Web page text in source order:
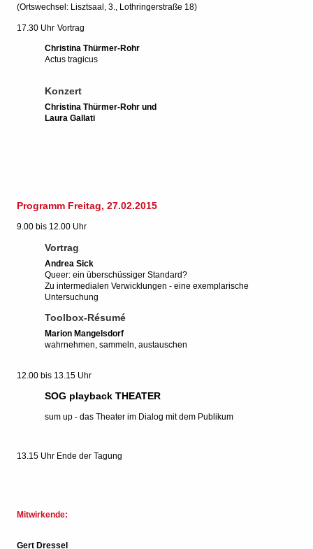
(Ortswechsel: Lisztsaal, 3., Lothringerstraße 18)
17.30 Uhr Vortrag
Christina Thürmer-Rohr
Actus tragicus
Konzert
Christina Thürmer-Rohr und
Laura Gallati
Programm Freitag, 27.02.2015
9.00 bis 12.00 Uhr
Vortrag
Andrea Sick
Queer: ein überschüssiger Standard?
Zu intermedialen Verwicklungen - eine exemplarische
Untersuchung
Toolbox-Résumé
Marion Mangelsdorf
wahrnehmen, sammeln, austauschen
12.00 bis 13.15 Uhr
SOG playback THEATER
sum up - das Theater im Dialog mit dem Publikum
13.15 Uhr Ende der Tagung
Mitwirkende:
Gert Dressel